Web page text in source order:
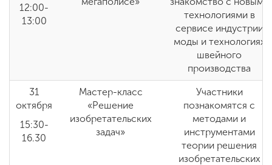
12:00-
13:00
технологиями в
сервисе индустрии
моды и технологиях
швейного
производства
31
октября
15:30-
16.30
Мастер-класс
«Решение
изобретательских
задач»
Участники
познакомятся с
методами и
инструментами
теории решения
изобретательских